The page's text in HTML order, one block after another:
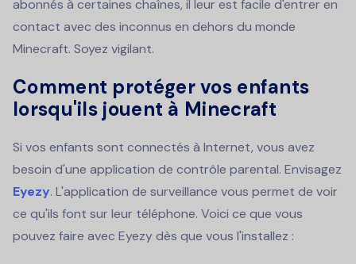
abonnés à certaines chaînes, il leur est facile d'entrer en
contact avec des inconnus en dehors du monde
Minecraft. Soyez vigilant.
Comment protéger vos enfants
lorsqu'ils jouent à Minecraft
Si vos enfants sont connectés à Internet, vous avez
besoin d'une application de contrôle parental. Envisagez
Eyezy. L'application de surveillance vous permet de voir
ce qu'ils font sur leur téléphone. Voici ce que vous
pouvez faire avec Eyezy dès que vous l'installez :